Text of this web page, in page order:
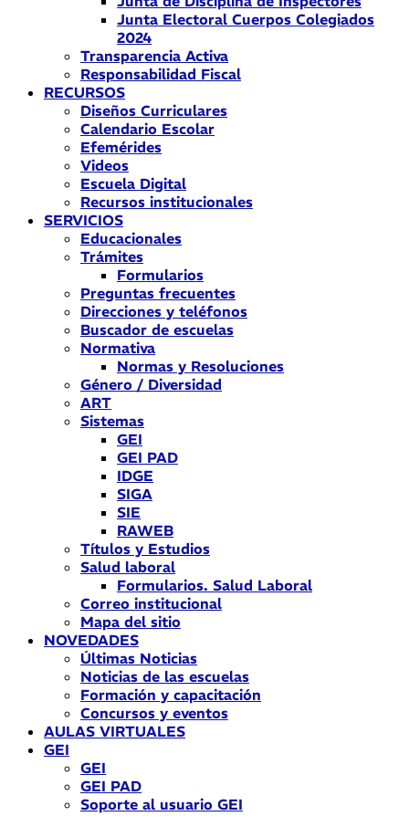
Junta Electoral Cuerpos Colegiados
2024
Transparencia Activa
Responsabilidad Fiscal
RECURSOS
Diseños Curriculares
Calendario Escolar
Efemérides
Videos
Escuela Digital
Recursos institucionales
SERVICIOS
Educacionales
Trámites
Formularios
Preguntas frecuentes
Direcciones y teléfonos
Buscador de escuelas
Normativa
Normas y Resoluciones
Género / Diversidad
ART
Sistemas
GEI
GEI PAD
IDGE
SIGA
SIE
RAWEB
Títulos y Estudios
Salud laboral
Formularios. Salud Laboral
Correo institucional
Mapa del sitio
NOVEDADES
Últimas Noticias
Noticias de las escuelas
Formación y capacitación
Concursos y eventos
AULAS VIRTUALES
GEI
GEI
GEI PAD
Soporte al usuario GEI